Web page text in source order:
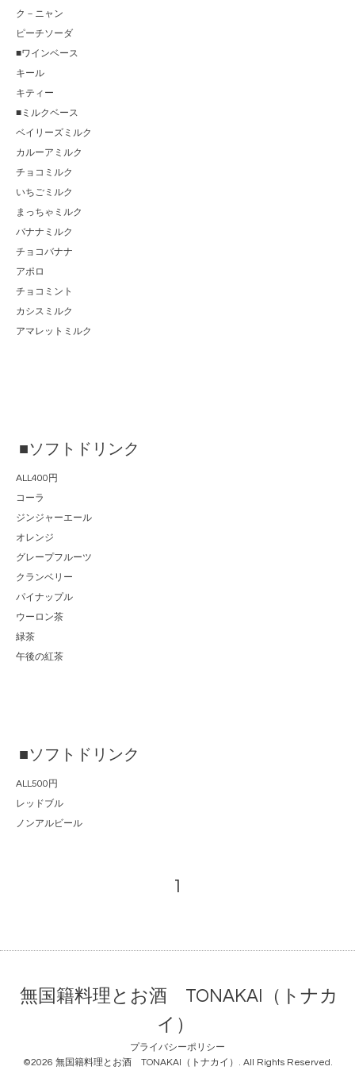
ク－ニャン
ピーチソーダ
■ワインベース
キール
キティー
■ミルクベース
ベイリーズミルク
カルーアミルク
チョコミルク
いちごミルク
まっちゃミルク
バナナミルク
チョコバナナ
アポロ
チョコミント
カシスミルク
アマレットミルク
■ソフトドリンク
ALL400円
コーラ
ジンジャーエール
オレンジ
グレープフルーツ
クランベリー
パイナップル
ウーロン茶
緑茶
午後の紅茶
■ソフトドリンク
ALL500円
レッドブル
ノンアルビール
1
無国籍料理とお酒 TONAKAI（トナカ
イ）
プライバシーポリシー
©2026 無国籍料理とお酒 TONAKAI（トナカイ） . All Rights Reserved.